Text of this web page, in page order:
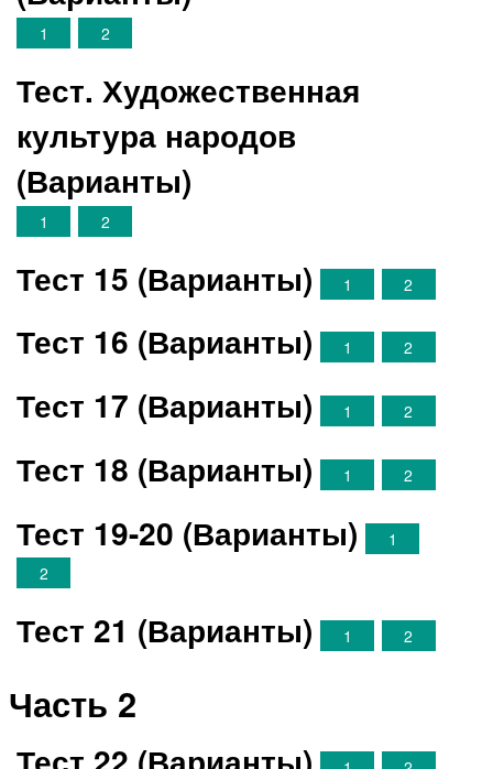
1 2
Тест. Художественная
культура народов
(Варианты)
1 2
Тест 15 (Варианты) 1 2
Тест 16 (Варианты) 1 2
Тест 17 (Варианты) 1 2
Тест 18 (Варианты) 1 2
Тест 19-20 (Варианты)
1
2
Тест 21 (Варианты) 1 2
Часть 2